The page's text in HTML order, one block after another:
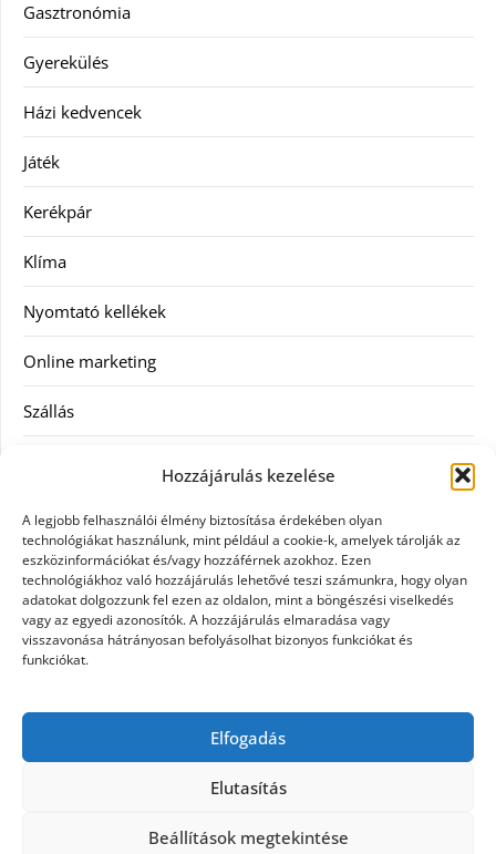
Hozzájárulás kezelése
A legjobb felhasználói élmény biztosítása érdekében olyan
technológiákat használunk, mint például a cookie-k, amelyek tárolják az
eszközinformációkat és/vagy hozzáférnek azokhoz. Ezen
technológiákhoz való hozzájárulás lehetővé teszi számunkra, hogy olyan
adatokat dolgozzunk fel ezen az oldalon, mint a böngészési viselkedés
vagy az egyedi azonosítók. A hozzájárulás elmaradása vagy
visszavonása hátrányosan befolyásolhat bizonyos funkciókat és
funkciókat.
Elfogadás
Elutasítás
Beállítások megtekintése
Gasztronómia
Gyerekülés
Házi kedvencek
Játék
Kerékpár
Klíma
Nyomtató kellékek
Online marketing
Szállás
Szellőztető
Szolgáltatás
Táskák
Utazás
Vásárlás
Webáruházak